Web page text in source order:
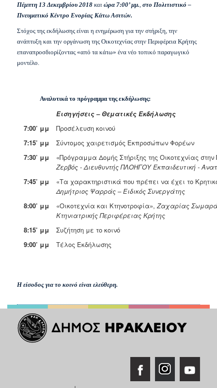
Αγροτική
Ανάπτυξη
Ανακοινώσεις
Προγράμματα
Προσχολική
Κέντρο
Οικογένειας
Πέμπτη 13 Δεκεμβρίου 2018 και ώρα 7:00’ μμ. στο Πολιτιστικό –
Πνευματικό Κέντρο Ενορίας Κάτω Ασιτών.
Στόχος της εκδήλωσης είναι η ενημέρωση για την στήριξη, την
ανάπτυξη και την οργάνωση της Οικοτεχνίας στην Περιφέρεια Κρήτης
επαναπροσδιορίζοντας «από τα κάτω» ένα νέο τοπικό παραγωγικό
μοντέλο.
Αναλυτικά το πρόγραμμα της εκδήλωσης:
Εισηγήσεις – Θεματικές Εκδήλωσης
7:00’ μμ
Προσέλευση κοινού
7:15’ μμ
Σύντομος χαιρετισμός Εκπροσώπων Φορέων
7:30’ μμ
«Πρόγραμμα Δομής Στήριξης της Οικοτεχνίας
Ζερβός - Διευθυντής ΠΛΟΗΓΟΥ Εκπαιδευτική -
7:45’ μμ
«Τα χαρακτηριστικά που πρέπει να έχει το
Δημήτριος Ψαρράς – Ειδικός Συνεργάτης
8:00’ μμ
«Οικοτεχνία και Κτηνοτροφία», Ζαχαρίας
Κτηνιατρικής Περιφέρειας Κρήτης
8:15’ μμ
Συζήτηση με το κοινό
9:00’ μμ
Τέλος Εκδήλωσης
Η είσοδος για το κοινό είναι ελεύθερη.